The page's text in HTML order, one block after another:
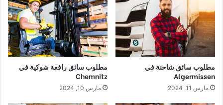
مطلوب سائق شاحنة في
Algermissen
مارس 11, 2024
مطلوب سائق رافعة شوكية في
Chemnitz
مارس 10, 2024